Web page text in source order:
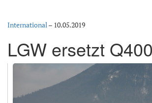
International– 10.05.2019
LGW ersetzt Q400